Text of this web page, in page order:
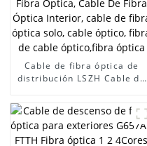
Cable de fibra óptica de
distribución LSZH Cable de
Cable De Fibra Interior,
Cable De Fibra Óptica,
Cable De Fibra Óptica